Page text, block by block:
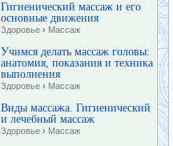
Гигиенический массаж и его
основные движения
Здоровье › Массаж
Учимся делать массаж головы:
анатомия, показания и техника
выполнения
Здоровье › Массаж
Виды массажа. Гигиенический
и лечебный массаж
Здоровье › Массаж